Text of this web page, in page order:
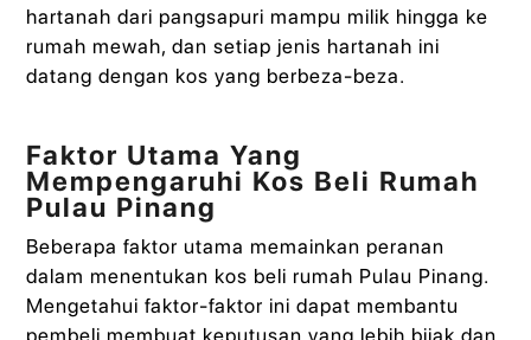
hartanah dari pangsapuri mampu milik hingga ke
rumah mewah, dan setiap jenis hartanah ini
datang dengan kos yang berbeza-beza.
Faktor Utama Yang
Mempengaruhi Kos Beli Rumah
Pulau Pinang
Beberapa faktor utama memainkan peranan
dalam menentukan kos beli rumah Pulau Pinang.
Mengetahui faktor-faktor ini dapat membantu
pembeli membuat keputusan yang lebih bijak dan